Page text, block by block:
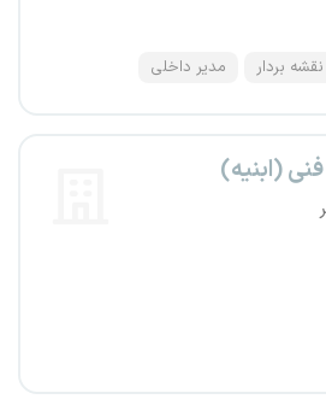
نقشه بردار مدیر داخلی
(ابنیه)